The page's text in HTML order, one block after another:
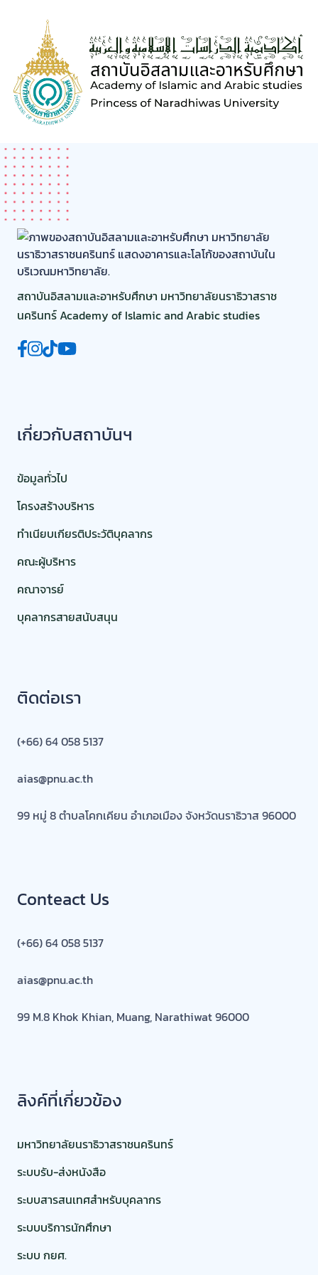
n
e
n
สถาบันอิสลามและอาหรับศึกษา มหาวิทยาลัยนราธิวาสราช
นครินทร์ Academy of Islamic and Arabic studies
เกี่ยวกับสถาบันฯ
ข้อมูลทั่วไป
โครงสร้างบริหาร
ทำเนียบเกียรติประวัติบุคลากร
คณะผู้บริหาร
คณาจารย์
บุคลากรสายสนับสนุน
ติดต่อเรา
(+66) 64 058 5137
aias@pnu.ac.th
99 หมู่ 8 ตำบลโคกเคียน อำเภอเมือง จังหวัดนราธิวาส 96000
Conteact Us
(+66) 64 058 5137
aias@pnu.ac.th
99 M.8 Khok Khian, Muang, Narathiwat 96000
ลิงค์ที่เกี่ยวข้อง
มหาวิทยาลัยนราธิวาสราชนครินทร์
ระบบรับ-ส่งหนังสือ
ระบบสารสนเทศสำหรับบุคลากร
ระบบบริการนักศึกษา
ระบบ กยศ.